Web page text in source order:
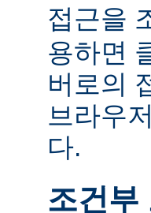
접근을
용하면
버로의
브라우
다.
조건부